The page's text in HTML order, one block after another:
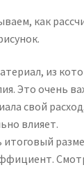
как
из
Это очень
свой
влияет.